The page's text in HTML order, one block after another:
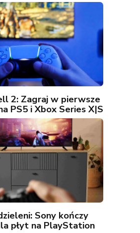
2: Zagraj w pierwsze
PS5 i Xbox Series X|S
Sony kończy
płyt na PlayStation